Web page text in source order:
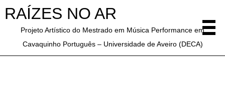
RAÍZES NO AR
Projeto Artístico do Mestrado em Música Performance em
Cavaquinho Português – Universidade de Aveiro (DECA)